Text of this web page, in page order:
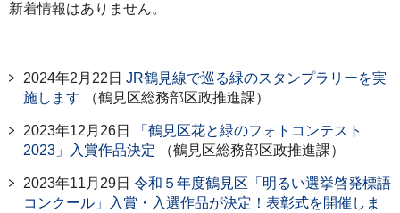
新着情報はありません。
2024年2月22日 JR鶴見線で巡る緑のスタンプラリーを実
施します （鶴見区総務部区政推進課）
2023年12月26日
「鶴見区花と緑のフォトコンテスト
2023」入賞作品決定 （鶴見区総務部区政推進課）
2023年11月29日 令和５年度鶴見区「明るい選挙啓発標語
コンクール」入賞・入選作品が決定！表彰式を開催しま